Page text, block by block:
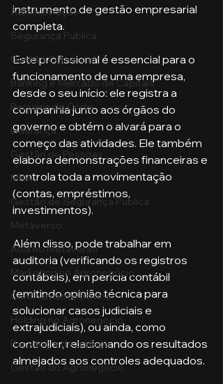
Administração
Segurança Publica
Gestão Comercial
Banking e Mercado de Capitais
Pecuária de Corte
Liderança
Gestão de Pessoas
MBA
Gestão de Segurança Publica
Metaverso
Aula no Metaverso
Marketing no Agronegócio
Confinamento Bovino
Holding no Agronegócio
Psicologia de tráfego
Gestão do Agronegócio
instrumento de gestão empresarial
completa.
Este profissional é essencial para o
funcionamento de uma empresa,
desde o seu início: ele registra a
companhia junto aos órgãos do
governo e obtém o alvará para o
começo das atividades. Ele também
elabora demonstrações financeiras e
controla toda a movimentação
(contas, empréstimos,
investimentos).
Além disso, pode trabalhar em
auditoria (verificando os registros
contábeis), em perícia contábil
(emitindo opinião técnica para
solucionar casos judiciais e
extrajudiciais), ou ainda, como
controller, relacionando os resultados
almejados aos controles adequados.